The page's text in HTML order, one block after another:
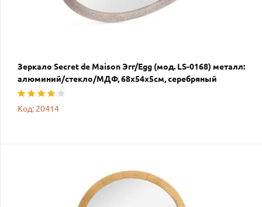
Зеркало Secret de Maison Эгг/Egg (мод. LS-0168) металл:
алюминий/стекло/МДФ, 68х54х5см, серебряный
Код: 20414